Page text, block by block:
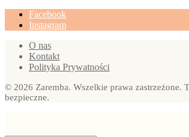
Facebook
Instagram
O nas
Kontakt
Polityka Prywatności
© 2026 Zaremba. Wszelkie prawa zastrzeżone.
bezpieczne.